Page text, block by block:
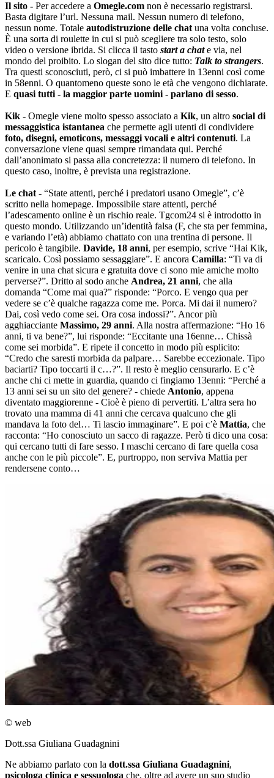
Il sito - Per accedere a Omegle.com non è necessario registrarsi.
Basta digitare l’url. Nessuna mail. Nessun numero di telefono,
nessun nome. Totale autodistruzione delle chat una volta concluse.
È una sorta di roulette in cui si può scegliere tra solo testo, solo
video o versione ibrida. Si clicca il tasto start a chate via, nel
mondo del proibito. Lo slogan del sito dice tutto: Talk to strangers.
Tra questi sconosciuti, però, ci si può imbattere in 13enni così come
in 58enni. O quantomeno queste sono le età che vengono dichiarate.
E quasi tutti - la maggior parte uomini - parlano di sesso.
Kik - Omegle viene molto spesso associato a Kik, un altro social di
messaggistica istantanea che permette agli utenti di condividere
foto, disegni, emoticons, messaggi vocali e altri contenuti. La
conversazione viene quasi sempre rimandata qui. Perché
dall’anonimato si passa alla concretezza: il numero di telefono. In
questo caso, inoltre, è prevista una registrazione.
Le chat - “State attenti, perché i predatori usano Omegle”, c’è
scritto nella homepage. Impossibile stare attenti, perché
l’adescamento online è un rischio reale. Tgcom24 si è introdotto in
questo mondo. Utilizzando un’identità falsa (F, che sta per femmina,
e variando l’età) abbiamo chattato con una trentina di persone. Il
pericolo è tangibile. Davide, 18 anni, per esempio, scrive “Hai Kik,
scaricalo. Così possiamo sessaggiare”. E ancora Camilla: “Ti va di
venire in una chat sicura e gratuita dove ci sono mie amiche molto
perverse?”. Dritto al sodo anche Andrea, 21 anni, che alla
domanda “Come mai qua?” risponde: “Porco. E vengo qua per
vedere se c’è qualche ragazza come me. Porca. Mi dai il numero?
Dai, così vedo come sei. Ora cosa indossi?”. Ancor più
agghiacciante Massimo, 29 anni. Alla nostra affermazione: “Ho 16
anni, ti va bene?”, lui risponde: “Eccitante una 16enne… Chissà
come sei morbida”. E ripete il concetto in modo più esplicito:
“Credo che saresti morbida da palpare… Sarebbe eccezionale. Tipo
baciarti? Tipo toccarti il c…?”. Il resto è meglio censurarlo. E c’è
anche chi ci mette in guardia, quando ci fingiamo 13enni: “Perché a
13 anni sei su un sito del genere? - chiede Antonio, appena
diventato maggiorenne - Cioè è pieno di pervertiti. L’altra sera ho
trovato una mamma di 41 anni che cercava qualcuno che gli
mandava la foto del… Ti lascio immaginare”. E poi c’è Mattia, che
racconta: “Ho conosciuto un sacco di ragazze. Però ti dico una cosa:
qui cercano tutti di fare sesso. I maschi cercano di fare quella cosa
anche con le più piccole”. E, purtroppo, non serviva Mattia per
rendersene conto…
© web
Dott.ssa Giuliana Guadagnini
Ne abbiamo parlato con la dott.ssa Giuliana Guadagnini,
psicologa clinica e sessuologa che, oltre ad avere un suo studio